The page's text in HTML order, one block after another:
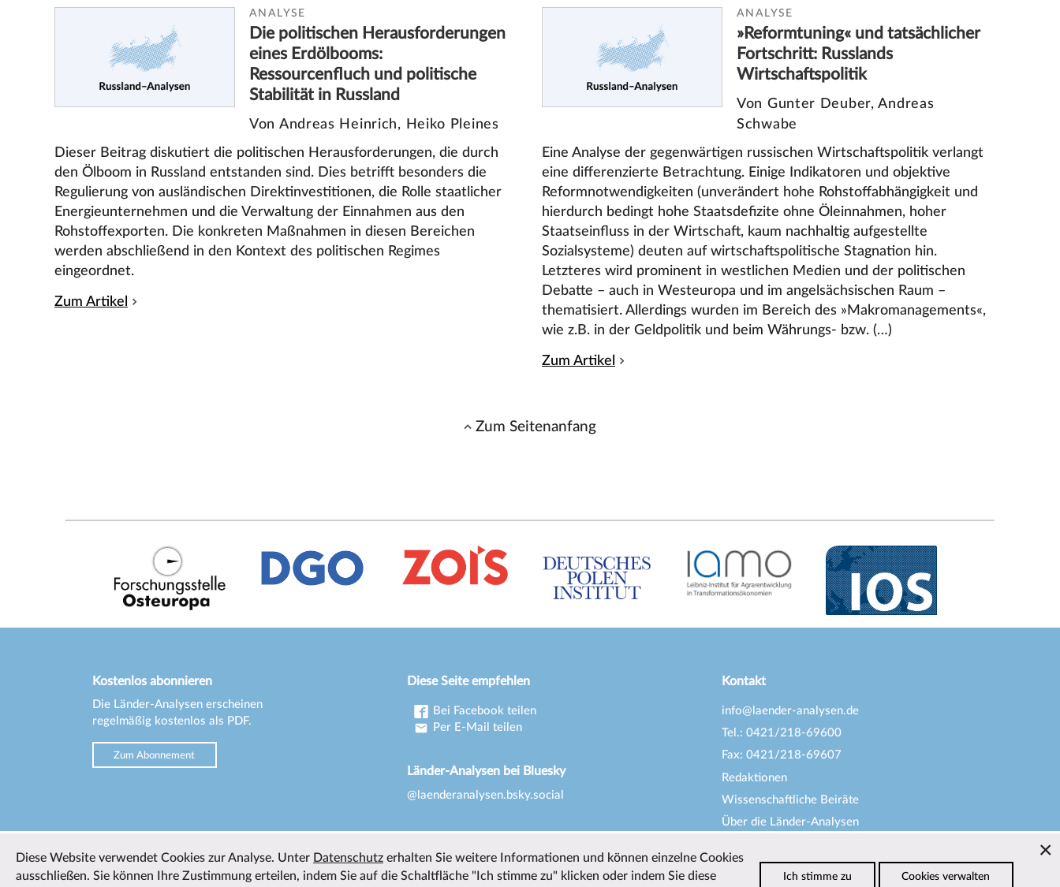
ANALYSE
Die politischen Herausforderungen
eines Erdölbooms:
Ressourcenfluch und politische
Stabilität in Russland
Von Andreas Heinrich, Heiko Pleines
Dieser Beitrag diskutiert die politischen Herausforderungen, die durch
den Ölboom in Russland entstanden sind. Dies betrifft besonders die
Regulierung von ausländischen Direktinvestitionen, die Rolle staatlicher
Energieunternehmen und die Verwaltung der Einnahmen aus den
Rohstoffexporten. Die konkreten Maßnahmen in diesen Bereichen
werden abschließend in den Kontext des politischen Regimes
eingeordnet.
Zum Artikel
ANALYSE
»Reformtuning« und tatsächlicher
Fortschritt: Russlands
Wirtschaftspolitik
Von Gunter Deuber, Andreas
Schwabe
Eine Analyse der gegenwärtigen russischen Wirtschaftspolitik verlangt
eine differenzierte Betrachtung. Einige Indikatoren und objektive
Reformnotwendigkeiten (unverändert hohe Rohstoffabhängigkeit und
hierdurch bedingt hohe Staatsdefizite ohne Öleinnahmen, hoher
Staatseinfluss in der Wirtschaft, kaum nachhaltig aufgestellte
Sozialsysteme) deuten auf wirtschaftspolitische Stagnation hin.
Letzteres wird prominent in westlichen Medien und der politischen
Debatte – auch in Westeuropa und im angelsächsischen Raum –
thematisiert. Allerdings wurden im Bereich des »Makromanagements«,
wie z.B. in der Geldpolitik und beim Währungs- bzw. (…)
Zum Artikel
Zum Seitenanfang
Kostenlos abonnieren
Die Länder-Analysen erscheinen
regelmäßig kostenlos als PDF.
Zum Abonnement
Diese Seite empfehlen
Bei Facebook teilen
Per E-Mail teilen
Länder-Analysen bei Bluesky
@laenderanalysen.bsky.social
Kontakt
info@laender-analysen.de
Tel.: 0421/218-69600
Fax: 0421/218-69607
Redaktionen
Wissenschaftliche Beiräte
Über die Länder-Analysen
Barrierefreiheit
Diese Website verwendet Cookies zur Analyse. Unter Datenschutz erhalten Sie weitere Informationen und können einzelne Cookies
ausschließen. Sie können Ihre Zustimmung erteilen, indem Sie auf die Schaltfläche "Ich stimme zu" klicken oder indem Sie diese
Ich stimme zu Cookies verwalten